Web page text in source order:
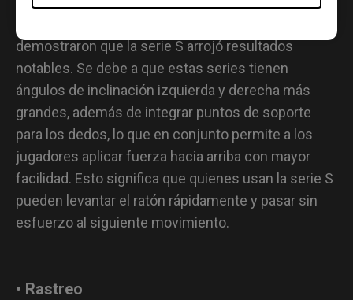
demostraron que la serie S arrojó resultados
notables. Se debe a que estas series tienen
ángulos de inclinación izquierda y derecha más
grandes, además de integrar puntos de soporte
para los dedos, lo que en conjunto permite a los
jugadores aplicar fuerza hacia arriba con mayor
facilidad. Esto significa que quienes usan la serie S
pueden levantar el ratón rápidamente y pasar sin
esfuerzo al siguiente movimiento.
• Rastreo